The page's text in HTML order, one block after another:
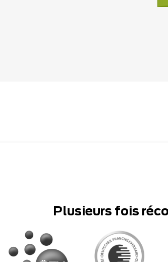
Plusieurs fois